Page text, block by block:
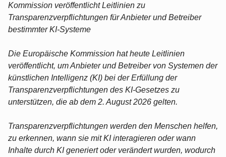
Kommission veröffentlicht Leitlinien zu
Transparenzverpflichtungen für Anbieter und Betreiber
bestimmter KI-Systeme
Die Europäische Kommission hat heute Leitlinien
veröffentlicht, um Anbieter und Betreiber von Systemen der
künstlichen Intelligenz (KI) bei der Erfüllung der
Transparenzverpflichtungen des KI-Gesetzes zu
unterstützen, die ab dem 2. August 2026 gelten.
Transparenzverpflichtungen werden den Menschen helfen,
zu erkennen, wann sie mit KI interagieren oder wann
Inhalte durch KI generiert oder verändert wurden, wodurch